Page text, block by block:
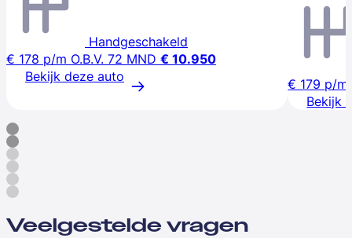
Handgeschakeld
€ 178 p/m O.B.V. 72 MND € 10.950
Bekijk deze auto
€ 179 p/m
Bekijk
Veelgestelde vragen